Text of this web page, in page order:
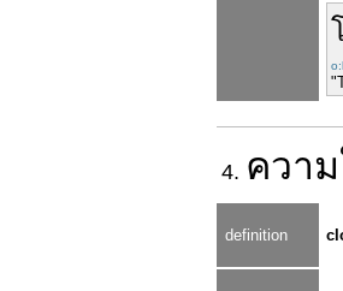
4. ความ
definition